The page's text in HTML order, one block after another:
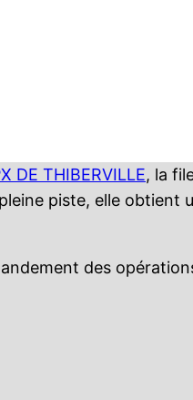
DE THIBERVILLE, la
piste, elle obtient
des